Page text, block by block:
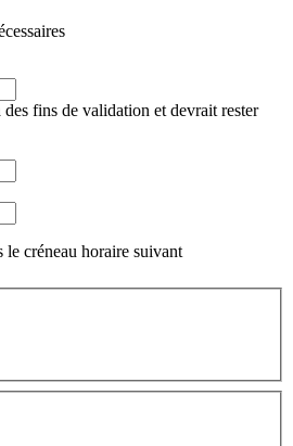
des fins de validation et devrait rester
le créneau horaire suivant